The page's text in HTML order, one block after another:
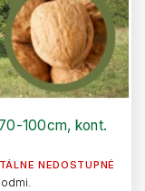
100cm, kont.
NEDOSTUPNÉ